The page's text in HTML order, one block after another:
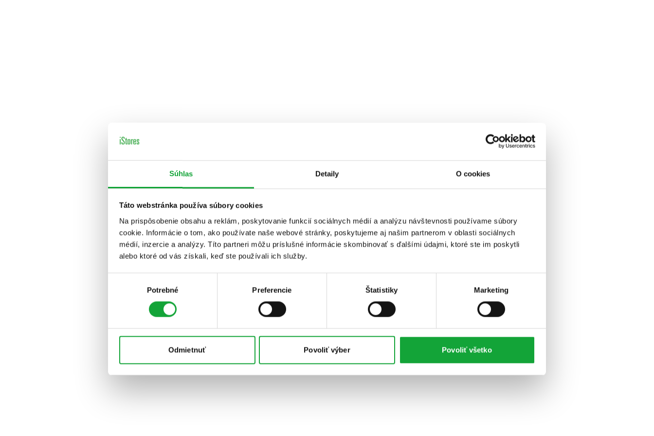
Súhlas Detaily O cookies
Táto webstránka používa súbory cookies
Na prispôsobenie obsahu a reklám, poskytovanie funkcií sociálnych médií a analýzu návštevnosti používame súbory
cookie. Informácie o tom, ako používate naše webové stránky, poskytujeme aj našim partnerom v oblasti sociálnych
médií, inzercie a analýzy. Títo partneri môžu príslušné informácie skombinovať s ďalšími údajmi, ktoré ste im poskytli
alebo ktoré od vás získali, keď ste používali ich služby.
Potrebné Preferencie Štatistiky Marketing
Odmietnuť Povoliť výber Povoliť všetko